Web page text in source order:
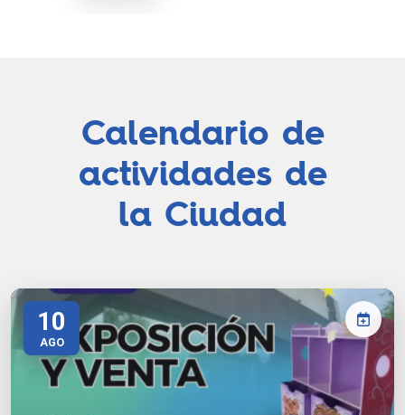
Calendario de
actividades de
la Ciudad
10
AGO